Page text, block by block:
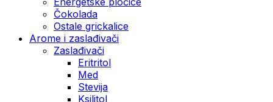
Čokolada
Ostale grickalice
Arome i zaslađivači
Zaslađivači
Eritritol
Med
Stevija
Ksilitol